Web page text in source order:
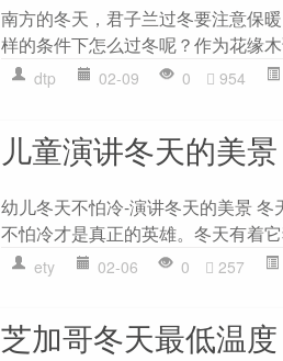
南方的冬天，君子兰过冬要注意保
样的条件下怎么过冬呢？作为花缘
dtp 02-09 0 954
儿童演讲冬天的美景
幼儿冬天不怕冷-演讲冬天的美景
不怕冷才是真正的英雄。冬天有着
ety 02-06 0 257
芝加哥冬天最低温度